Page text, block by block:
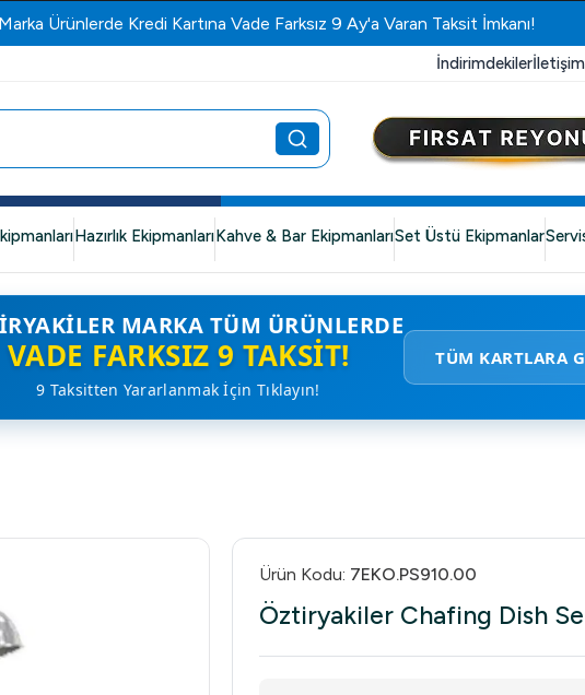
Ürünlerde Kredi Kartına Vade Farksız 9 Ay'a Varan Taksit İmkanı!
İndirimdekilerİletişim
Hazırlık EkipmanlarıKahve & Bar EkipmanlarıSet Üstü Ekipmanlar
MARKA TÜM ÜRÜNLERDE
VADE FARKSIZ 9 TAKSIT!
9 Taksitten Yararlanmak İçin Tıklayın!
TÜM KARTLARA
Ürün Kodu: 7EKO.PS910.00
Öztiryakiler Chafing Dish